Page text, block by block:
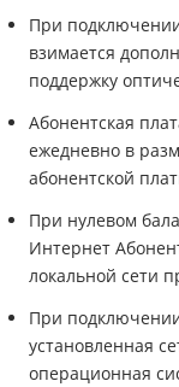
При
взимается
поддержку
Абонентская
ежедневно в
абонентской
При нулевом
Интернет
локальной сети
При
установленная
операционная